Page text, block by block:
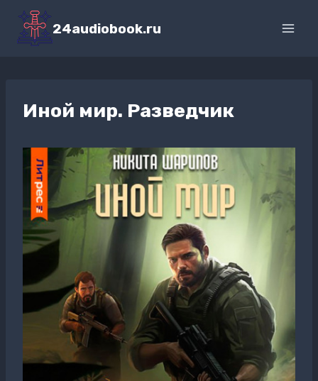
Перейти
содержимому
24audiobook.ru
Иной мир. Разведчик